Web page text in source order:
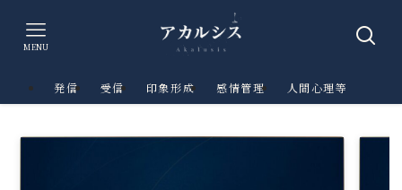
MENU
発信 受信 印象形成 感情管理 人間心理等